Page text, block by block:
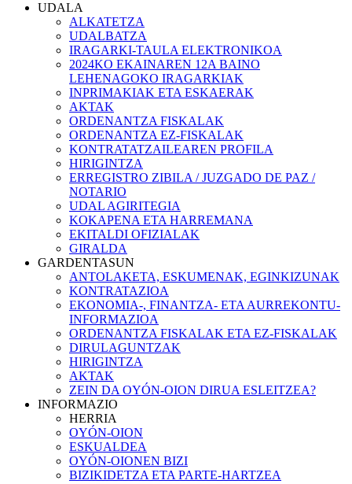
UDALA
ALKATETZA
UDALBATZA
IRAGARKI-TAULA ELEKTRONIKOA
2024KO EKAINAREN 12A BAINO
LEHENAGOKO IRAGARKIAK
INPRIMAKIAK ETA ESKAERAK
AKTAK
ORDENANTZA FISKALAK
ORDENANTZA EZ-FISKALAK
KONTRATATZAILEAREN PROFILA
HIRIGINTZA
ERREGISTRO ZIBILA / JUZGADO DE PAZ /
NOTARIO
UDAL AGIRITEGIA
KOKAPENA ETA HARREMANA
EKITALDI OFIZIALAK
GIRALDA
GARDENTASUN
ANTOLAKETA, ESKUMENAK, EGINKIZUNAK
KONTRATAZIOA
EKONOMIA-, FINANTZA- ETA AURREKONTU-
INFORMAZIOA
ORDENANTZA FISKALAK ETA EZ-FISKALAK
DIRULAGUNTZAK
HIRIGINTZA
AKTAK
ZEIN DA OYÓN-OION DIRUA ESLEITZEA?
INFORMAZIO
HERRIA
OYÓN-OION
ESKUALDEA
OYÓN-OIONEN BIZI
BIZIKIDETZA ETA PARTE-HARTZEA